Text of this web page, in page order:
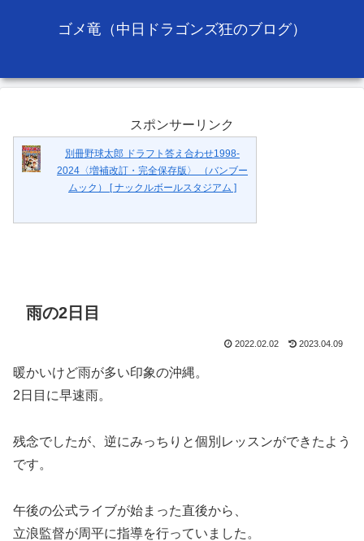
ゴメ竜（中日ドラゴンズ狂のブログ）
スポンサーリンク
別冊野球太郎 ドラフト答え合わせ1998-
2024〈増補改訂・完全保存版〉 （バンブー
ムック） [ ナックルボールスタジアム ]
雨の2日目
2022.02.02 2023.04.09
暖かいけど雨が多い印象の沖縄。
2日目に早速雨。
残念でしたが、逆にみっちりと個別レッスンができたよう
です。
午後の公式ライブが始まった直後から、
立浪監督が周平に指導を行っていました。